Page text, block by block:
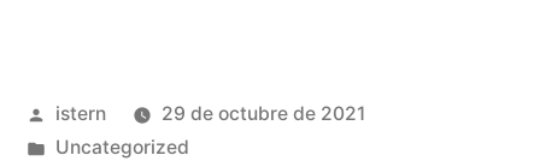
Televisión)»
Publicado
por
istern
29 de octubre de 2021
Publicado
Uncategorized